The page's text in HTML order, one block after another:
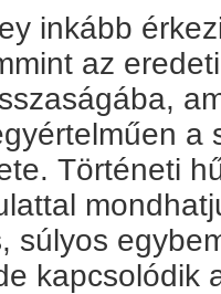
inkább
az
Történeti
súlyos
kapcsolódik